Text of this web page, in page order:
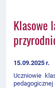
Klasowe
15.09.2025 r.
Uczniowie
pedagogicznej